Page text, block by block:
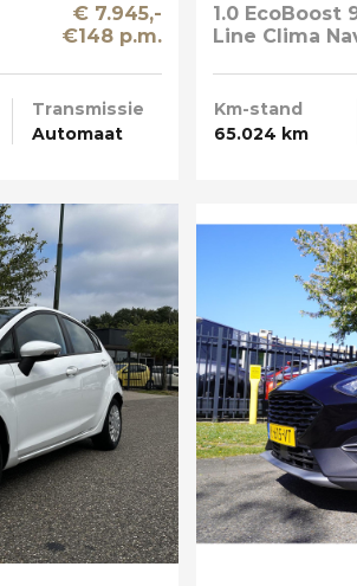
€ 7.945,-
€148 p.m.
Transmissie
Automaat
1.0 EcoBoost
Line Clima
Km-stand
65.024 km